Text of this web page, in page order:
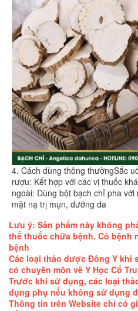
4. Cách dùng thông thườngSắc
rượu: Kết hợp với các vị thuốc
ngoài: Dùng bột bạch chỉ pha
mặt nạ trị mụn, dưỡng da
Lưu ý: Sản phẩm này không
thế thuốc chữa bệnh. Có bệnh
bệnh
Các loại thảo dược Đông Y khi
có chuyên môn về Y Học Cổ
Trước khi sử dụng, các loại
dụng phụ nếu không sử dụng
Thông tin trên Website chỉ có